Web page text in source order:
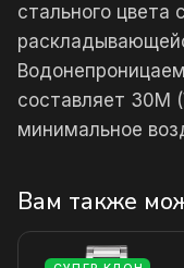
стального цвета
составляет 30М
минимальное
Вам также